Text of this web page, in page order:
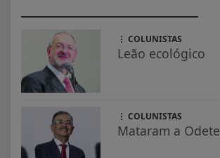
COLUNISTAS
Leão ecológico
COLUNISTAS
Mataram a Odete